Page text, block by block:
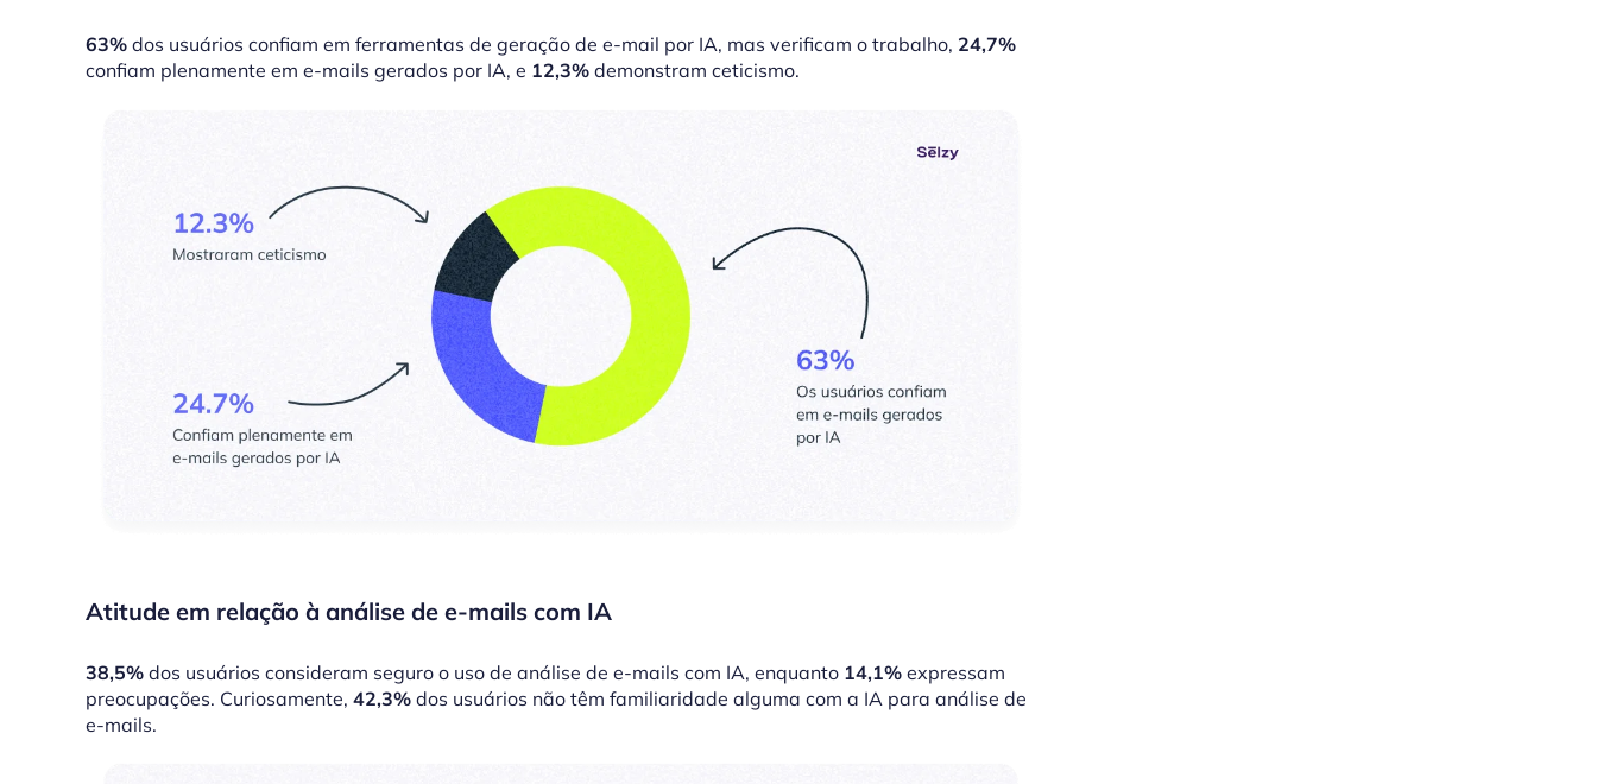
63% dos usuários confiam em ferramentas de geração de e-mail por IA, mas verificam o trabalho, 24,7%
confiam plenamente em e-mails gerados por IA, e 12,3% demonstram ceticismo.
Atitude em relação à análise de e-mails com IA
38,5% dos usuários consideram seguro o uso de análise de e-mails com IA, enquanto 14,1% expressam
preocupações. Curiosamente, 42,3% dos usuários não têm familiaridade alguma com a IA para análise de
e-mails.